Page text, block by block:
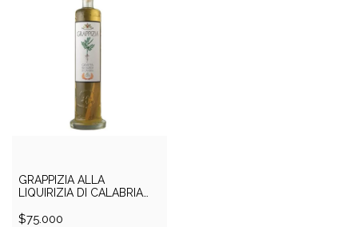
GRAPPIZIA ALLA
LIQUIRIZIA DI CALABRIA
$75.000